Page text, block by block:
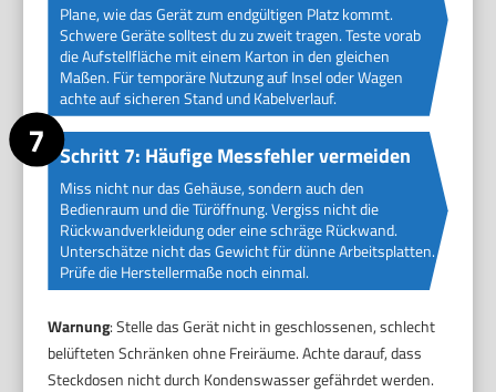
Plane, wie das Gerät zum endgültigen Platz kommt.
Schwere Geräte solltest du zu zweit tragen. Teste vorab
die Aufstellfläche mit einem Karton in den gleichen
Maßen. Für temporäre Nutzung auf Insel oder Wagen
achte auf sicheren Stand und Kabelverlauf.
Schritt 7: Häufige Messfehler vermeiden
Miss nicht nur das Gehäuse, sondern auch den
Bedienraum und die Türöffnung. Vergiss nicht die
Rückwandverkleidung oder eine schräge Rückwand.
Unterschätze nicht das Gewicht für dünne Arbeitsplatten.
Prüfe die Herstellermaße noch einmal.
Warnung: Stelle das Gerät nicht in geschlossenen, schlecht
belüfteten Schränken ohne Freiräume. Achte darauf, dass
Steckdosen nicht durch Kondenswasser gefährdet werden.